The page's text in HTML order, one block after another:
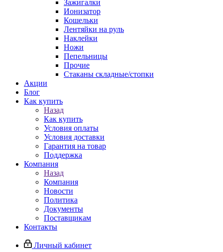
Зажигалки
Ионизатор
Кошельки
Лентяйки на руль
Наклейки
Ножи
Пепельницы
Прочие
Стаканы складные/стопки
Акции
Блог
Как купить
Назад
Как купить
Условия оплаты
Условия доставки
Гарантия на товар
Поддержка
Компания
Назад
Компания
Новости
Политика
Документы
Поставщикам
Контакты
Личный кабинет